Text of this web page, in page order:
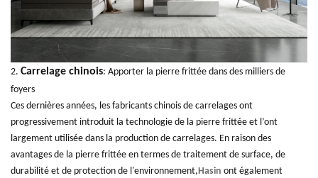
2. Carrelage chinois: Apporter la pierre frittée dans des milliers de
foyers
Ces dernières années, les fabricants chinois de carrelages ont
progressivement introduit la technologie de la pierre frittée et l’ont
largement utilisée dans la production de carrelages. En raison des
avantages de la pierre frittée en termes de traitement de surface, de
durabilité et de protection de l'environnement,Hasin ont également